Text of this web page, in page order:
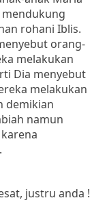
rohani Iblis.
orang-
melakukan
Dia menyebut
melakukan
demikian
namun
justru anda !